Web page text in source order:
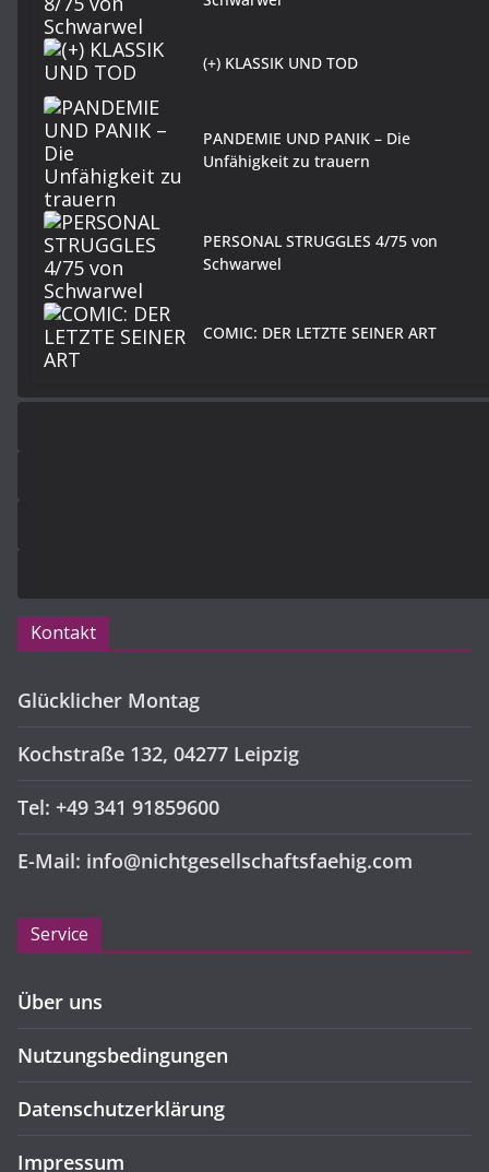
(+) KLASSIK UND TOD
PANDEMIE UND PANIK – Die
Unfähigkeit zu trauern
PERSONAL STRUGGLES 4/75 von
Schwarwel
COMIC: DER LETZTE SEINER ART
Kontakt
Glücklicher Montag
Kochstraße 132, 04277 Leipzig
Tel: +49 341 91859600
E-Mail: info@nichtgesellschaftsfaehig.com
Service
Über uns
Nutzungsbedingungen
Datenschutzerklärung
Impressum